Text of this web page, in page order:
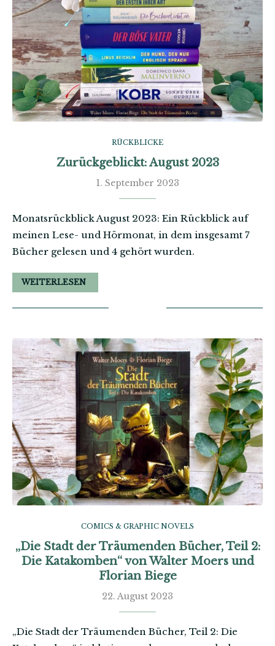
RÜCKBLICKE
Zurückgeblickt: August 2023
1. September 2023
Monatsrückblick August 2023: Ein Rückblick auf
meinen Lese- und Hörmonat, in dem insgesamt 7
Bücher gelesen und 4 gehört wurden.
WEITERLESEN
COMICS & GRAPHIC NOVELS
„Die Stadt der Träumenden Bücher, Teil 2:
Die Katakomben“ von Walter Moers und
Florian Biege
22. August 2023
„Die Stadt der Träumenden Bücher, Teil 2: Die